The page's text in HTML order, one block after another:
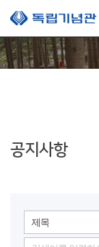
본문 바로가기
공지사항
제목